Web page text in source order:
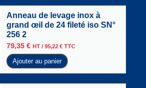
Anneau de levage inox à
grand œil de 24 fileté iso SN°
256 2
79,35 € HT / 95,22 € TTC
Ajouter au panier